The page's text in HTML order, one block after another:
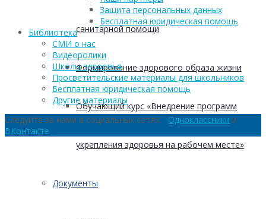
санитарной помощи
Формирование здорового образа жизни
Обучающий курс «Внедрение программ
укрепления здоровья на рабочем месте»
Документы
Защита персональных данных
Бесплатная юридическая помощь
Библиотека
СМИ о нас
Видеоролики
Школы здоровья
Просветительские материалы для школьников
Бесплатная юридическая помощь
Другие материалы
Следуйте за нами в социальных сетях: Одноклассники и
ВКонтакте